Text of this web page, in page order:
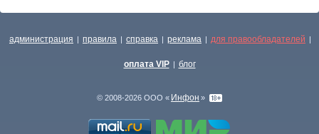
администрация | правила | справка | реклама | для правообладателей |
оплата VIP | блог
© 2008-2026 ООО « Инфон »